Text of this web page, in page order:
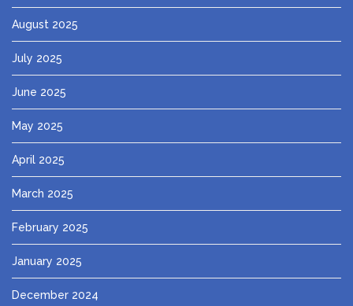
August 2025
July 2025
June 2025
May 2025
April 2025
March 2025
February 2025
January 2025
December 2024